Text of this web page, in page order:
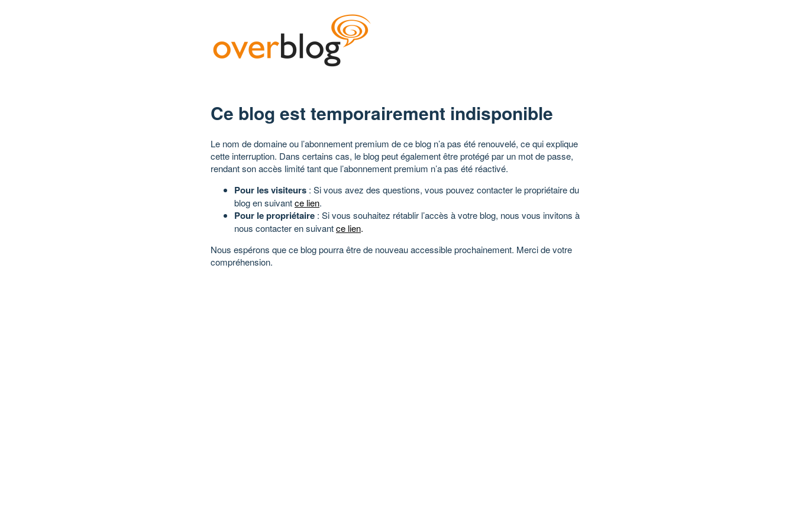
Ce blog est temporairement indisponible
Le nom de domaine ou l’abonnement premium de ce blog n’a pas été renouvelé, ce qui explique
cette interruption. Dans certains cas, le blog peut également être protégé par un mot de passe,
rendant son accès limité tant que l’abonnement premium n’a pas été réactivé.
Pour les visiteurs : Si vous avez des questions, vous pouvez contacter le propriétaire du
blog en suivantce lien.
Pour le propriétaire : Si vous souhaitez rétablir l’accès à votre blog, nous vous invitons à
nous contacter en suivantce lien.
Nous espérons que ce blog pourra être de nouveau accessible prochainement. Merci de votre
compréhension.